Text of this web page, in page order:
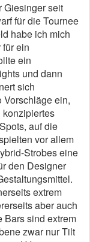
Giesinger seit
für die Tournee
habe ich mich
ein
ein
und dann
sich
ein,
auf die
vor allem
Strobes eine
den Designer
extrem
aber auch
Bars sind extrem
zwar nur Tilt